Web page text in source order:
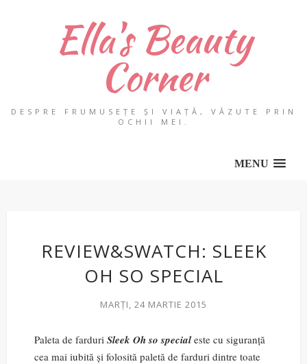
Ella's Beauty
Corner
DESPRE FRUMUSEȚE ȘI VIAȚĂ, VĂZUTE PRIN
OCHII MEI.
MENU
REVIEW&SWATCH: SLEEK
OH SO SPECIAL
MARȚI, 24 MARTIE 2015
Paleta de farduri Sleek Oh so specialeste cu siguranță
cea mai iubită și folosită paletă de farduri dintre toate